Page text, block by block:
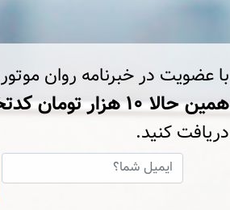
با عضویت در خبرنامه روان موتور
همین حالا ۱۰ هزار تومان کد‌تخفیف خرید آنلاین
دریافت کنید.